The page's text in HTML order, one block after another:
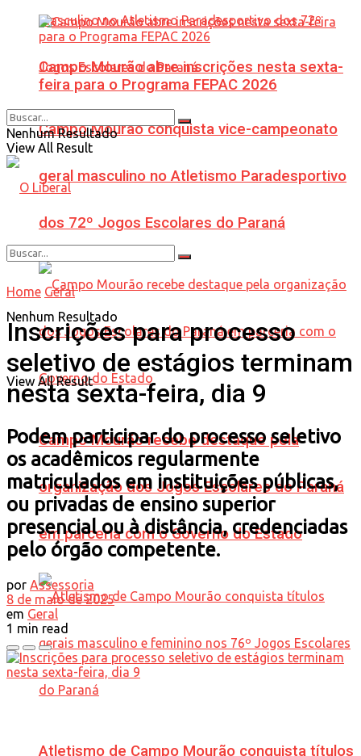
Campo Mourão conquista vice-campeonato
geral masculino no Atletismo Paradesportivo
dos 72º Jogos Escolares do Paraná
Campo Mourão recebe destaque pela
organização dos Jogos Escolares do Paraná
em parceria com o Governo do Estado
Atletismo de Campo Mourão conquista títulos
Campo Mourão abre inscrições nesta sexta-
feira para o Programa FEPAC 2026
Nenhum Resultado
View All Result
Nenhum Resultado
View All Result
Home Geral
Inscrições para processo
seletivo de estágios terminam
nesta sexta-feira, dia 9
Podem participar do processo seletivo
os acadêmicos regularmente
matriculados em instituições públicas,
ou privadas de ensino superior
presencial ou à distância, credenciadas
pelo órgão competente.
por Assessoria
8 de maio de 2025
em Geral
1 min read